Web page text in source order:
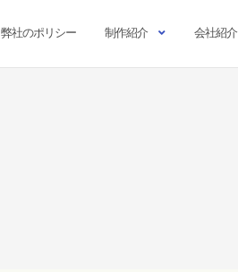
弊社のポリシー 制作紹介 会社紹介